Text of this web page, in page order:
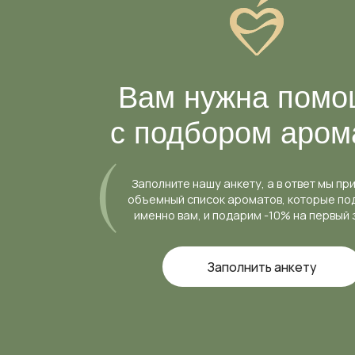
Вам нужна
с подбором
Заполните нашу анкету, а в ответ мы пришлем
объемный список ароматов, которые подходят
именно вам, и подарим -10% на первый заказ
Заполнить анкету